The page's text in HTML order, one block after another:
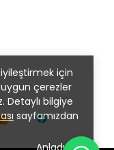
için
çerezler
Detaylı bilgiye
sayfamızdan
Anladım